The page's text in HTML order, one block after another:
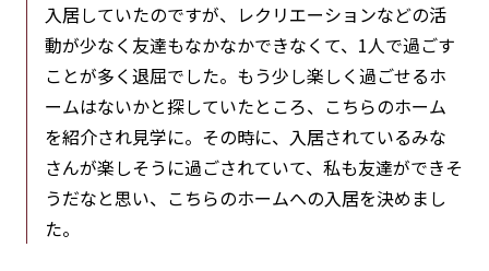
入居していたのですが、レクリエーションなどの活
動が少なく友達もなかなかできなくて、1人で過ごす
ことが多く退屈でした。もう少し楽しく過ごせるホ
ームはないかと探していたところ、こちらのホーム
を紹介され見学に。その時に、入居されているみな
さんが楽しそうに過ごされていて、私も友達ができそ
うだなと思い、こちらのホームへの入居を決めまし
た。